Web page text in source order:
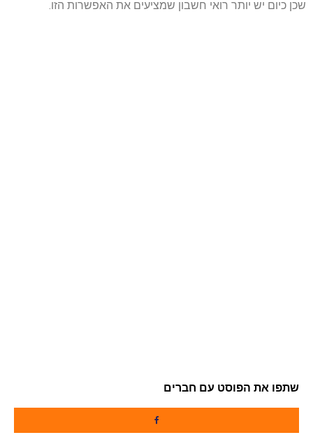
שכן כיום יש יותר רואי חשבון שמציעים את האפשרות הזו.
שתפו את הפוסט עם חברים